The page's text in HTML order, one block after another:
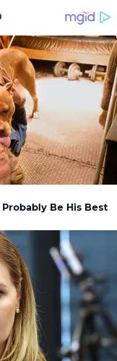
EMOTIVO MENSAJE
QUE EL ACTOR LE
DEJÓ